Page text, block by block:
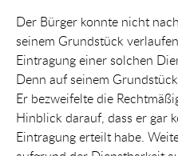
Der Bürger konnte nicht
seinem Grundstück
Eintragung einer solchen
Denn auf seinem
Er bezweifelte die
Hinblick darauf, dass er gar
Eintragung erteilt habe.